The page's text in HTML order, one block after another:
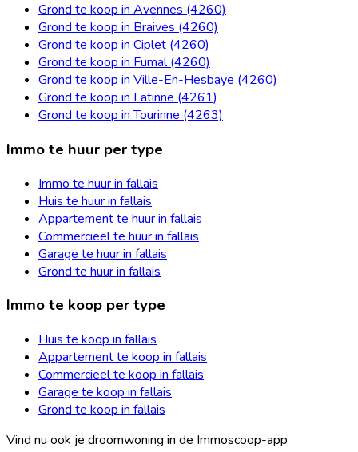
Grond te koop in Avennes (4260)
Grond te koop in Braives (4260)
Grond te koop in Ciplet (4260)
Grond te koop in Fumal (4260)
Grond te koop in Ville-En-Hesbaye (4260)
Grond te koop in Latinne (4261)
Grond te koop in Tourinne (4263)
Immo te huur per type
Immo te huur in fallais
Huis te huur in fallais
Appartement te huur in fallais
Commercieel te huur in fallais
Garage te huur in fallais
Grond te huur in fallais
Immo te koop per type
Huis te koop in fallais
Appartement te koop in fallais
Commercieel te koop in fallais
Garage te koop in fallais
Grond te koop in fallais
Vind nu ook je droomwoning in de Immoscoop-app